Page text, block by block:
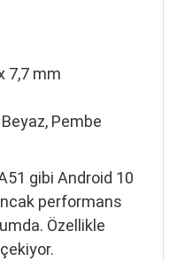
7,7 mm
Pembe
gibi Android 10
performans
Özellikle